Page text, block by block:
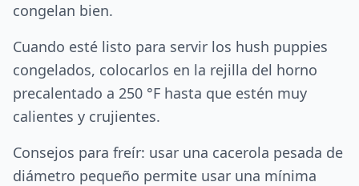
congelan bien.
Cuando esté listo para servir los hush puppies
congelados, colocarlos en la rejilla del horno
precalentado a 250 °F hasta que estén muy
calientes y crujientes.
Consejos para freír: usar una cacerola pesada de
diámetro pequeño permite usar una mínima